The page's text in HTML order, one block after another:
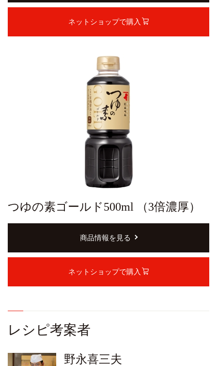
ネットショップで購入
つゆの素ゴールド500ml （3倍濃厚）
商品情報を見る
ネットショップで購入
レシピ考案者
野永喜三夫